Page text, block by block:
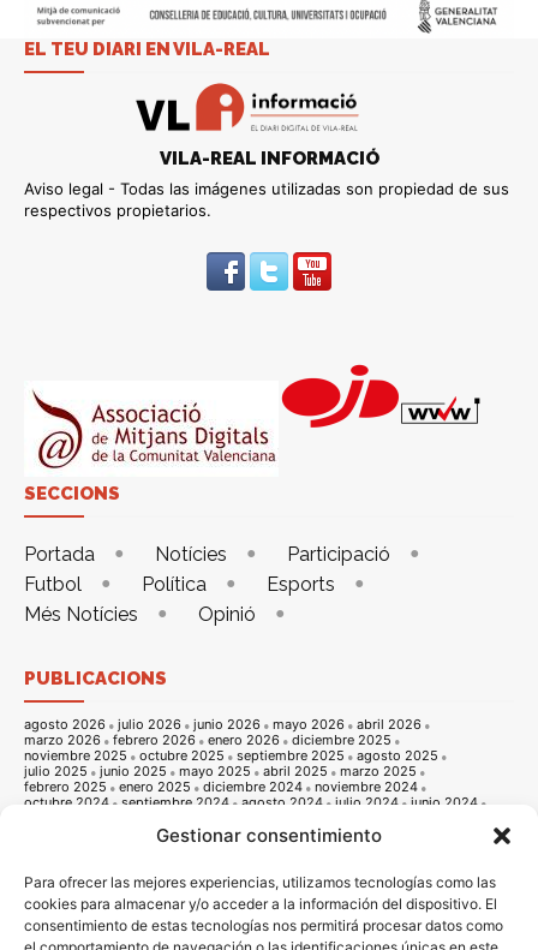
Gestionar consentimiento
Para ofrecer las mejores experiencias, utilizamos tecnologías como las
cookies para almacenar y/o acceder a la información del dispositivo. El
consentimiento de estas tecnologías nos permitirá procesar datos como
EL TEU DIARI EN VILA-REAL
VILA-REAL INFORMACIÓ
Aviso legal - Todas las imágenes utilizadas son propiedad de sus
respectivos propietarios.
SECCIONS
Portada Notícies
Participació
Futbol
Política
Esports
Més Notícies
Opinió
PUBLICACIONS
agosto 2026 julio 2026 junio 2026 mayo 2026
abril 2026
marzo 2026
febrero 2026 enero 2026
diciembre 2025
noviembre 2025
octubre 2025 septiembre 2025
agosto 2025
julio 2025
junio 2025 mayo 2025 abril 2025
marzo 2025
febrero 2025
enero 2025 diciembre 2024
noviembre 2024
octubre 2024
septiembre 2024 agosto 2024 julio 2024
junio 2024
noviembre 2023 octubre 2023
septiembre 2023
noviembre 2022
octubre 2022 septiembre 2022
agosto 2022
julio 2022
junio 2022 mayo 2022 abril 2022
marzo 2022
febrero 2022
enero 2022 diciembre 2021
noviembre 2021
octubre 2021
septiembre 2021 agosto 2021 julio 2021
junio 2021
mayo 2021
abril 2021 marzo 2021 febrero 2021 enero 2021